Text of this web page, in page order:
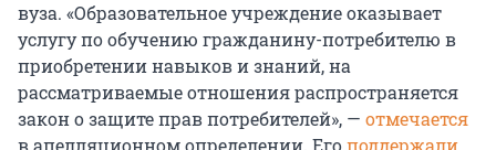
вуза. «Образовательное учреждение оказывает
услугу по обучению гражданину-потребителю в
приобретении навыков и знаний, на
рассматриваемые отношения распространяется
закон о защите прав потребителей», — отмечается
в апелляционном определении. Егоподдержали